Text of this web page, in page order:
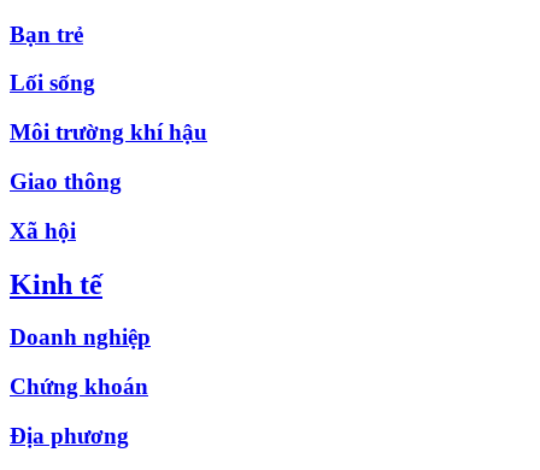
Bạn trẻ
Lối sống
Môi trường khí hậu
Giao thông
Xã hội
Kinh tế
Doanh nghiệp
Chứng khoán
Địa phương